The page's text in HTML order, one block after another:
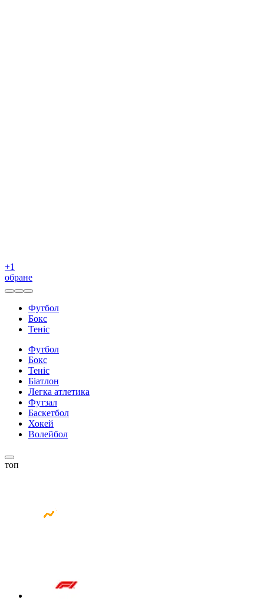
+1
обране
Футбол
Бокс
Теніс
Футбол
Бокс
Теніс
Біатлон
Легка атлетика
Футзал
Баскетбол
Хокей
Волейбол
топ